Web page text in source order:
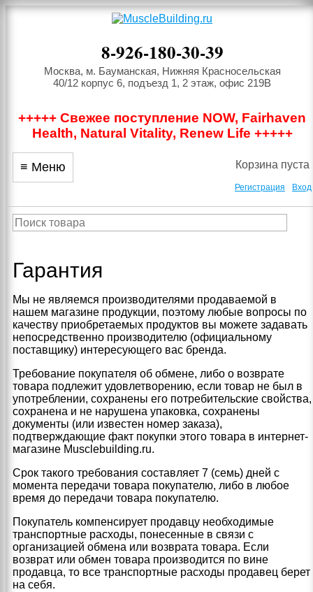
8-926-180-30-39
Москва, м. Бауманская, Нижняя Красносельская
40/12 корпус 6, подъезд 1, 2 этаж, офис 219В
+++++ Свежее поступление NOW, Fairhaven
Health, Natural Vitality, Renew Life +++++
≡ Меню Корзина пуста
Регистрация Вход
Гарантия
Мы не являемся производителями продаваемой в
нашем магазине продукции, поэтому любые вопросы по
качеству приобретаемых продуктов вы можете задавать
непосредственно производителю (официальному
поставщику) интересующего вас бренда.
Требование покупателя об обмене, либо о возврате
товара подлежит удовлетворению, если товар не был в
употреблении, сохранены его потребительские свойства,
сохранена и не нарушена упаковка, сохранены
документы (или известен номер заказа),
подтверждающие факт покупки этого товара в интернет-
магазине Musclebuilding.ru.
Срок такого требования составляет 7 (семь) дней с
момента передачи товара покупателю, либо в любое
время до передачи товара покупателю.
Покупатель компенсирует продавцу необходимые
транспортные расходы, понесенные в связи с
организацией обмена или возврата товара. Если
возврат или обмен товара производится по вине
продавца, то все транспортные расходы продавец берет
на себя.